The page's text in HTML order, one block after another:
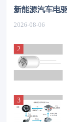
新能源汽车电
2026-08-06